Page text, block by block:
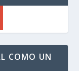
COMO UN